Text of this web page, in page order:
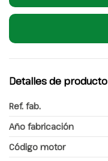
Detalles de producto
Ref. fab.
Año fabricación
Código motor